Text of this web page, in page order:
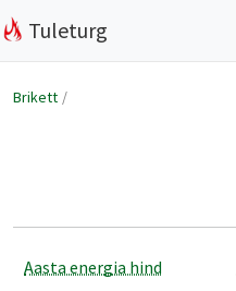
Tuleturg
Brikett
Aasta energia hind